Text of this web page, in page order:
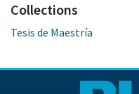
Collections
Tesis de Maestría